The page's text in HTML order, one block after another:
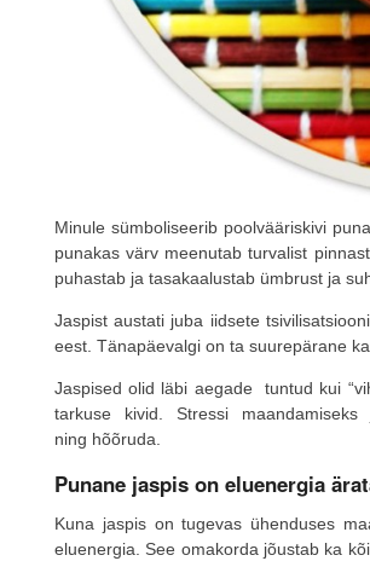
Minule sümboliseerib poolvääriskivi
punakas värv meenutab turvalist
puhastab ja tasakaalustab ümbrust ja
Jaspist austati juba iidsete
eest. Tänapäevalgi on ta suurepärane
Jaspised olid läbi aegade tuntud kui
tarkuse kivid. Stressi
ning hõõruda.
Punane jaspis on eluenergia
Kuna jaspis on tugevas ühenduses
eluenergia. See omakorda jõustab ka